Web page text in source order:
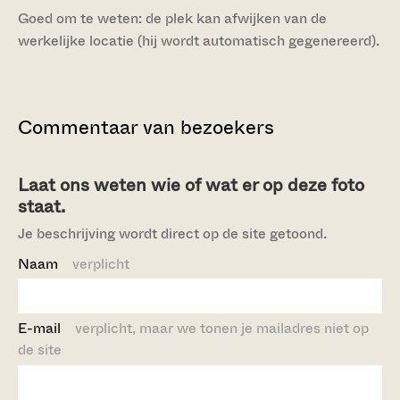
Goed om te weten: de plek kan afwijken van de
werkelijke locatie (hij wordt automatisch gegenereerd).
Commentaar van bezoekers
Laat ons weten wie of wat er op deze foto
staat.
Je beschrijving wordt direct op de site getoond.
Naam verplicht
E-mail verplicht, maar we tonen je mailadres niet op
de site